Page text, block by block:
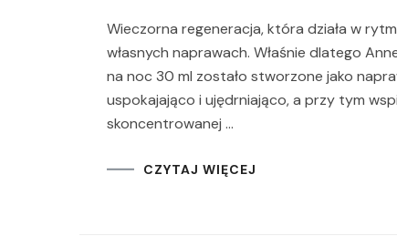
Wieczorna regeneracja, która działa w
własnych naprawach. Właśnie dlatego
na noc 30 ml zostało stworzone jako
uspokajająco i ujędrniająco, a przy tym
skoncentrowanej …
CZYTAJ WIĘCEJ